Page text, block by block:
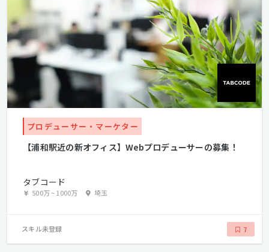
プロデューサー・マーケター
【浦和駅近の新オフィス】Webプロデューサーの募集！
タブコード
500万~1000万 埼玉
スキル未登録 7